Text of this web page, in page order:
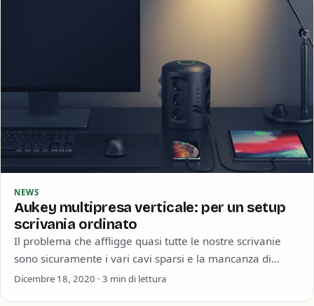
NEWS
Aukey multipresa verticale: per un setup
scrivania ordinato
Il problema che affligge quasi tutte le nostre scrivanie
sono sicuramente i vari cavi sparsi e la mancanza di
prese di corrente…
Dicembre 18, 2020 · 3 min di lettura